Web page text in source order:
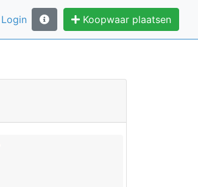
Login Koopwaar plaatsen